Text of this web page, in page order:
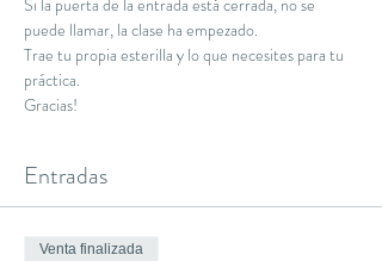
Si la puerta de la entrada está cerrada, no se
puede llamar, la clase ha empezado.
Trae tu propia esterilla y lo que necesites para tu
práctica.
Gracias!
Entradas
Venta finalizada